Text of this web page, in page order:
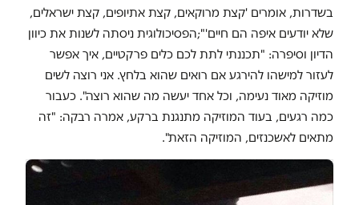
בשדרות, אומרים 'קצת מרוקאים, קצת אתיופים, קצת ישראלים,
שלא יודעים איפה הם חיים'";הפסיכולוגית ניסתה לשנות את כיוון
הדיון וסיפרה: "תכננתי לתת לכם כלים פרקטיים, איך אפשר
לעזור למישהו להירגע אם רואים שהוא בלחץ. אני רוצה לשים
מוזיקה מאוד נעימה, וכל אחד יעשה מה שהוא רוצה". כעבור
כמה רגעים, בעוד המוזיקה מתנגנת ברקע, אמרה רבקה: "זה
מתאים לאשכנזים, המוזיקה הזאת".